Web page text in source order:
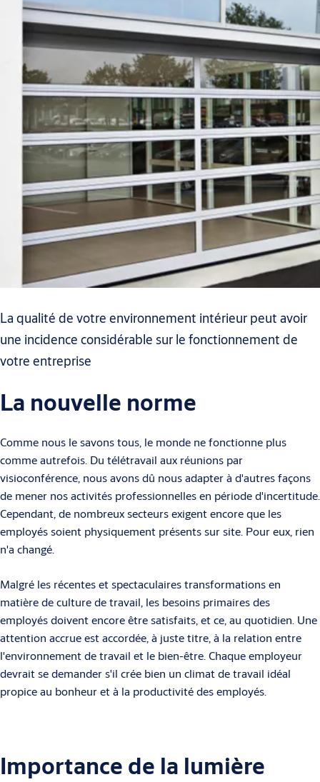
La qualité de votre environnement intérieur peut avoir
une incidence considérable sur le fonctionnement de
votre entreprise
La nouvelle norme
Comme nous le savons tous, le monde ne fonctionne plus
comme autrefois. Du télétravail aux réunions par
visioconférence, nous avons dû nous adapter à d'autres façons
de mener nos activités professionnelles en période d'incertitude.
Cependant, de nombreux secteurs exigent encore que les
employés soient physiquement présents sur site. Pour eux, rien
n'a changé.
Malgré les récentes et spectaculaires transformations en
matière de culture de travail, les besoins primaires des
employés doivent encore être satisfaits, et ce, au quotidien. Une
attention accrue est accordée, à juste titre, à la relation entre
l'environnement de travail et le bien-être. Chaque employeur
devrait se demander s'il crée bien un climat de travail idéal
propice au bonheur et à la productivité des employés.
Importance de la lumière